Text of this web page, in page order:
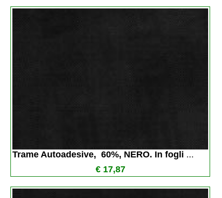
Trame Autoadesive,  60%, NERO. In fogli ...
€ 17,87